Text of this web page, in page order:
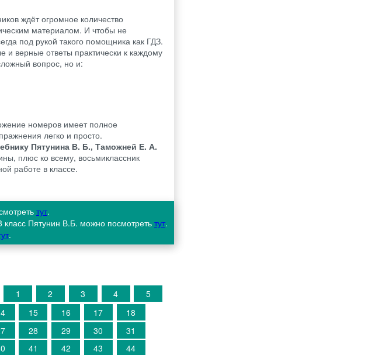
ждёт огромное количество
материалом. И чтобы не
под рукой такого помощника как ГДЗ.
и верные ответы практически к каждому
вопрос, но и:
номеров имеет полное
легко и просто.
Пятунина В. Б., Таможней Е. А.
плюс ко всему, восьмиклассник
работе в классе.
тут.
класс Пятунин В.Б. можно посмотреть тут.
.
1 2 3 4
5
15 16 17
18
28 29 30
31
41 42 43
44